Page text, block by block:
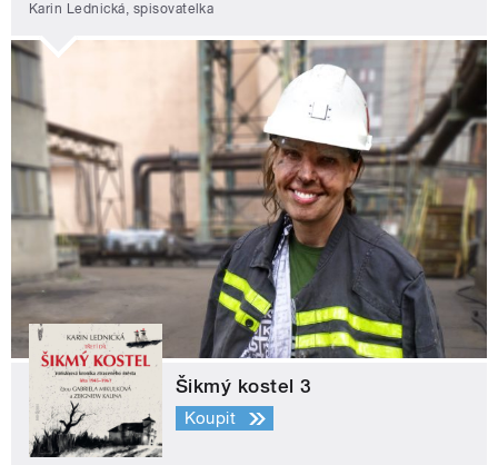
Karin Lednická, spisovatelka
Šikmý kostel 3
Koupit